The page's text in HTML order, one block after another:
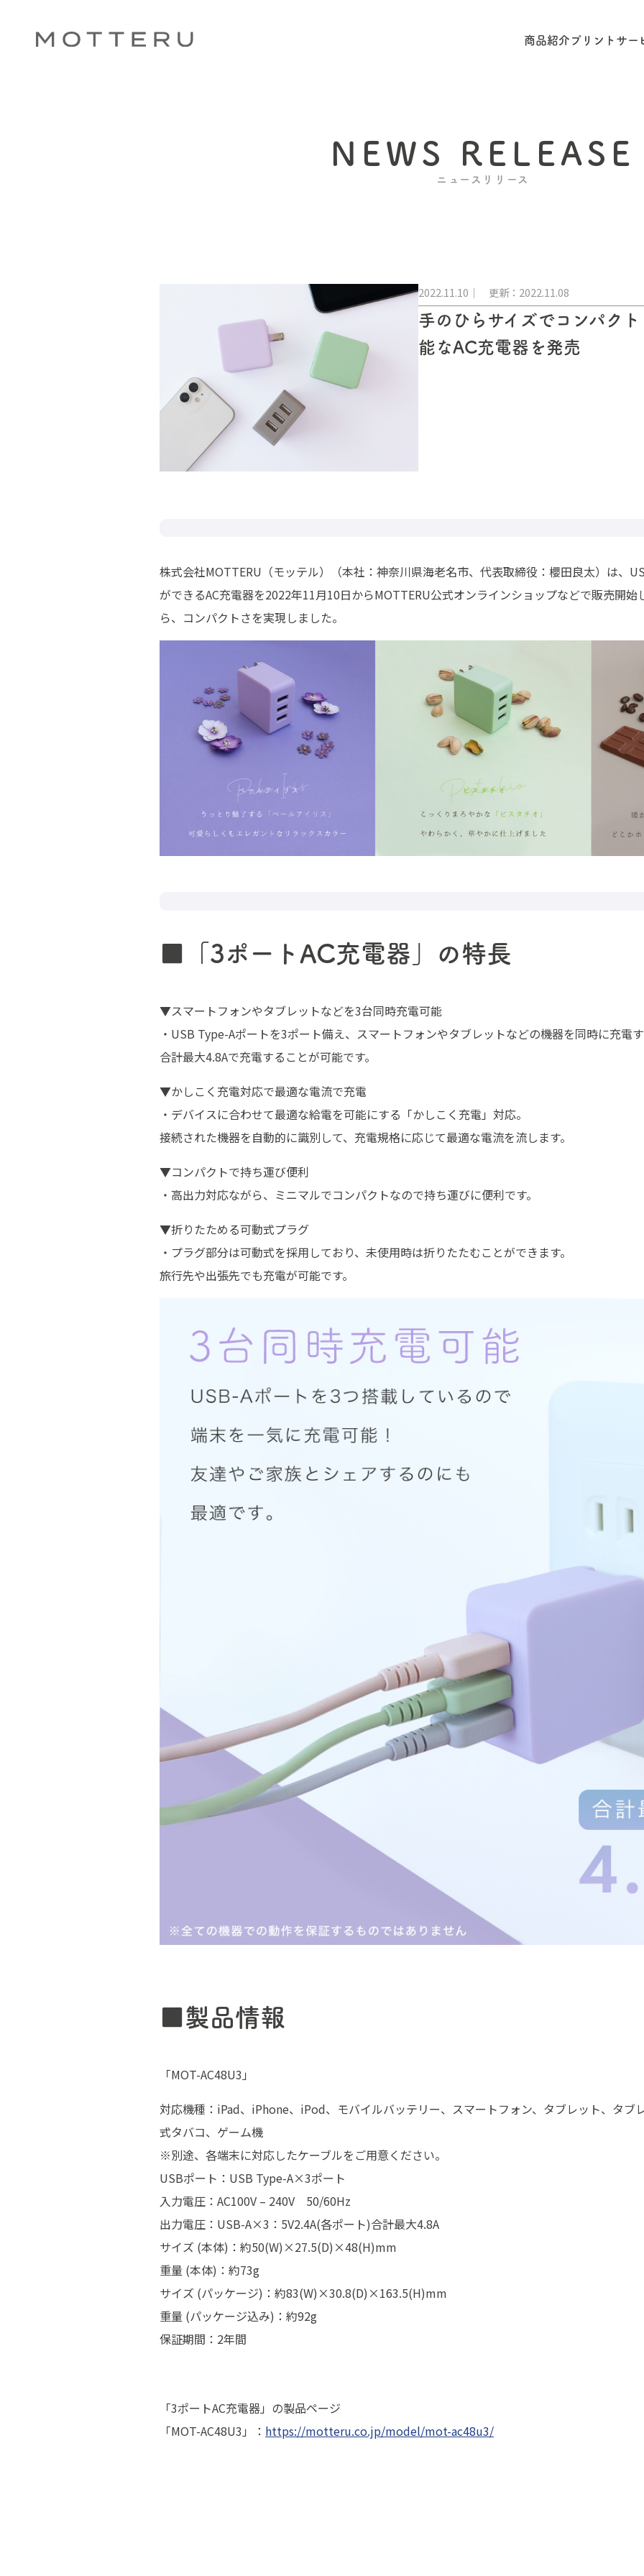
商品紹介 プリントサー
NEWS RELEASE
ニュースリリース
2022.11.10 更新：2022.11.08
手のひらサイズでコンパク
能なAC充電器を発売
株式会社MOTTERU（モッテル）（本社：神奈川県海老名市、代表取締役：櫻田良太）は、
ができるAC充電器を2022年11月10日からMOTTERU公式オンラインショップなどで販売開始
ら、コンパクトさを実現しました。
■「3ポートAC充電器」の特長
▼スマートフォンやタブレットなどを3台同時充電可能
・USB Type-Aポートを3ポート備え、スマートフォンやタブレットなどの機器を同時に充電す
合計最大4.8Aで充電することが可能です。
▼かしこく充電対応で最適な電流で充電
・デバイスに合わせて最適な給電を可能にする「かしこく充電」対応。
接続された機器を自動的に識別して、充電規格に応じて最適な電流を流します。
▼コンパクトで持ち運び便利
・高出力対応ながら、ミニマルでコンパクトなので持ち運びに便利です。
▼折りたためる可動式プラグ
・プラグ部分は可動式を採用しており、未使用時は折りたたむことができます。
旅行先や出張先でも充電が可能です。
■製品情報
「MOT-AC48U3」
対応機種：iPad、iPhone、iPod、モバイルバッテリー、スマートフォン、タブレット、タブ
式タバコ、ゲーム機
※別途、各端末に対応したケーブルをご用意ください。
USBポート：USB Type-A×3ポート
入力電圧：AC100V – 240V 50/60Hz
出力電圧：USB-A×3：5V2.4A(各ポート)合計最大4.8A
サイズ (本体)：約50(W)×27.5(D)×48(H)mm
重量 (本体)：約73g
サイズ (パッケージ)：約83(W)×30.8(D)×163.5(H)mm
重量 (パッケージ込み)：約92g
保証期間：2年間
「3ポートAC充電器」の製品ページ
「MOT-AC48U3」： https://motteru.co.jp/model/mot-ac48u3/